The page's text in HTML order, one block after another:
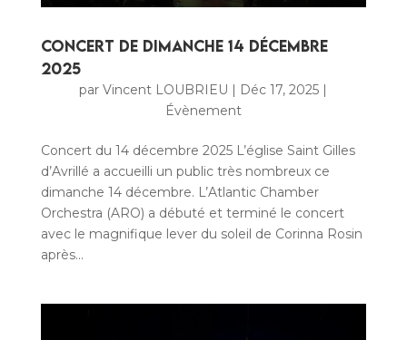
Concert de dimanche 14 Décembre
2025
parVincent LOUBRIEU | Déc 17, 2025 |
Évènement
Concert du 14 décembre 2025 L’église Saint Gilles
d’Avrillé a accueilli un public très nombreux ce
dimanche 14 décembre. L’Atlantic Chamber
Orchestra (ARO) a débuté et terminé le concert
avec le magnifique lever du soleil de Corinna Rosin
après...